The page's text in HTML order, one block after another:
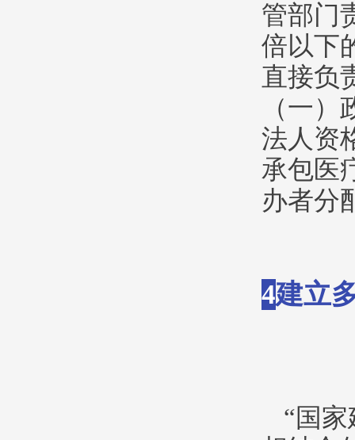
管部门
倍以下
直接负
（一
法人资
承包医
办者分
4建立
“国